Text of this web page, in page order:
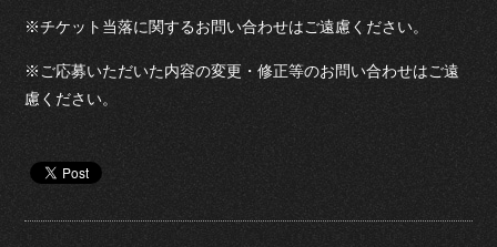
※チケット当落に関するお問い合わせはご遠慮ください。
※ご応募いただいた内容の変更・修正等のお問い合わせはご遠
慮ください。